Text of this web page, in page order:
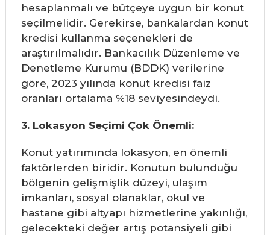
hesaplanmalı ve bütçeye uygun bir konut
seçilmelidir. Gerekirse, bankalardan konut
kredisi kullanma seçenekleri de
araştırılmalıdır. Bankacılık Düzenleme ve
Denetleme Kurumu (BDDK) verilerine
göre, 2023 yılında konut kredisi faiz
oranları ortalama %18 seviyesindeydi.
3. Lokasyon Seçimi Çok Önemli:
Konut yatırımında lokasyon, en önemli
faktörlerden biridir. Konutun bulunduğu
bölgenin gelişmişlik düzeyi, ulaşım
imkanları, sosyal olanaklar, okul ve
hastane gibi altyapı hizmetlerine yakınlığı,
gelecekteki değer artış potansiyeli gibi